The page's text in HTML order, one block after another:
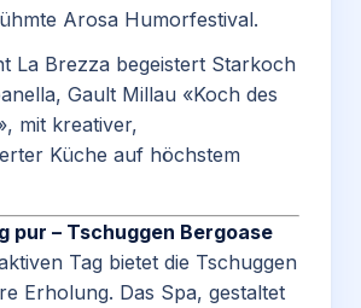
Arosa Humorfestival.
La Brezza begeistert Starkoch
Gault Millau «Koch des
mit kreativer,
Küche auf höchstem
pur – Tschuggen Bergoase
Tag bietet die Tschuggen
Erholung. Das Spa, gestaltet